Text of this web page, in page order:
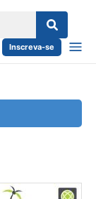
Inscreva-se